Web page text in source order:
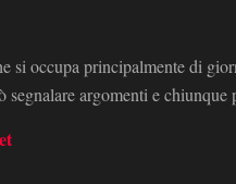
si occupa principalmente di
argomenti e chiunque